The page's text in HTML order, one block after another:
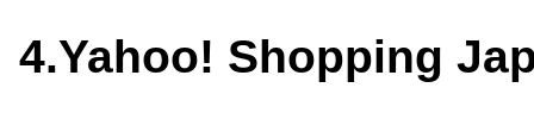
4.Yahoo! Shopping